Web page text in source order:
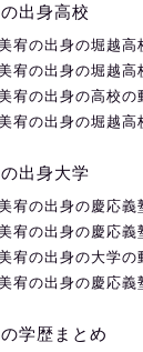
出身高校
宥の出身の堀越高
宥の出身の堀越高
宥の出身の高校の
宥の出身の堀越高
出身大学
宥の出身の慶応義
宥の出身の慶応義
宥の出身の大学の
宥の出身の慶応義
学歴まとめ